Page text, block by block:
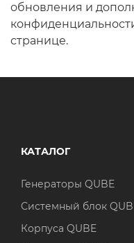
обновления и
странице.
КАТАЛОГ
Генераторы QUBE
Системный блок
Корпуса QUBE